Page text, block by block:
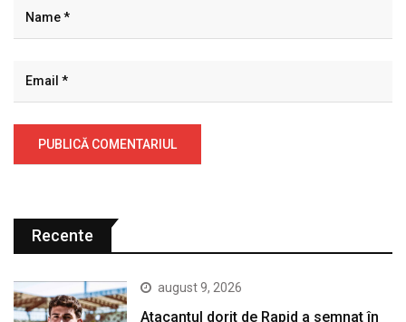
Recente
august 9, 2026
Atacantul dorit de Rapid a semnat în